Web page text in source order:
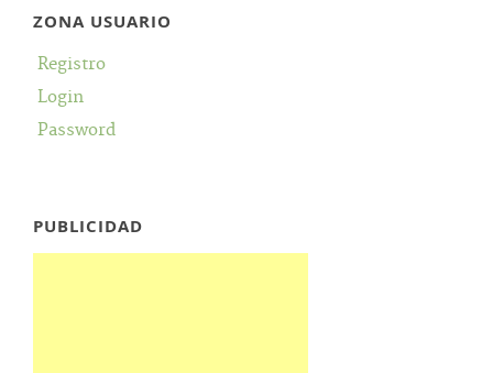
ZONA USUARIO
Registro
Login
Password
PUBLICIDAD